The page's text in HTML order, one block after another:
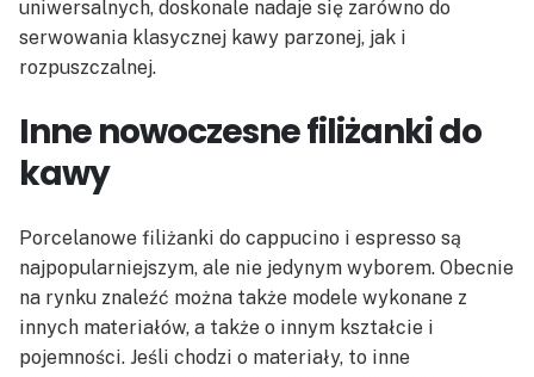
uniwersalnych, doskonale nadaje się zarówno do
serwowania klasycznej kawy parzonej, jak i
rozpuszczalnej.
Inne nowoczesne filiżanki do
kawy
Porcelanowe filiżanki do cappucino i espresso są
najpopularniejszym, ale nie jedynym wyborem. Obecnie
na rynku znaleźć można także modele wykonane z
innych materiałów, a także o innym kształcie i
pojemności. Jeśli chodzi o materiały, to inne